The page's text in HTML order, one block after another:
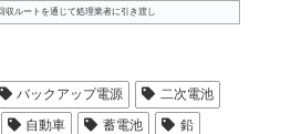
収ルートを通じて処理業者に引き渡し
バックアップ電源
二次電池
自動車 蓄電池
鉛